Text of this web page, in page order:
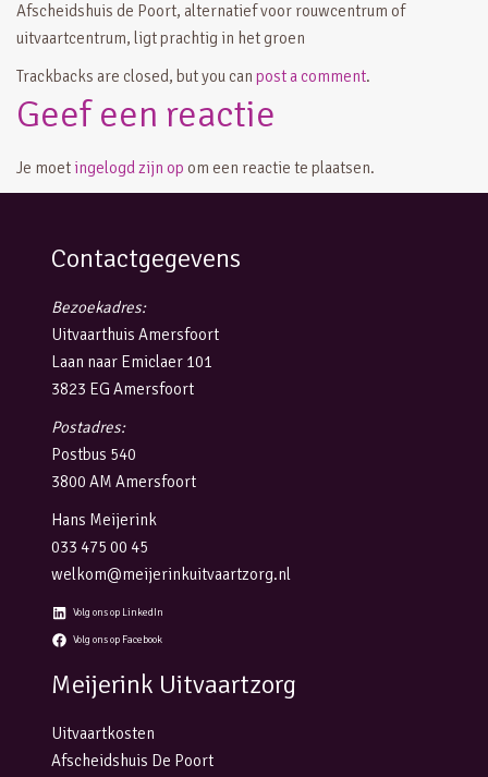
Afscheidshuis de Poort, alternatief voor rouwcentrum of
uitvaartcentrum, ligt prachtig in het groen
Trackbacks are closed, but you can post a comment.
Geef een reactie
Je moet ingelogd zijn op om een reactie te plaatsen.
Contactgegevens
Bezoekadres:
Uitvaarthuis Amersfoort
Laan naar Emiclaer 101
3823 EG Amersfoort
Postadres:
Postbus 540
3800 AM Amersfoort
Hans Meijerink
033 475 00 45
welkom@meijerinkuitvaartzorg.nl
Volg ons op LinkedIn
Volg ons op Facebook
Meijerink Uitvaartzorg
Uitvaartkosten
Afscheidshuis De Poort